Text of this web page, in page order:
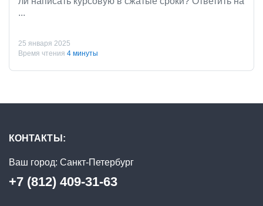
...
25 января 2025
Время чтения 4 минуты
КОНТАКТЫ:
Ваш город: Санкт-Петербург
+7 (812) 409-31-63